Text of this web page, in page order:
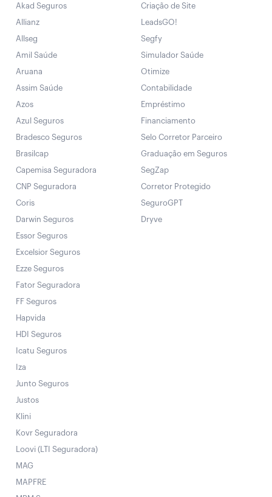
Akad Seguros
Allianz
Allseg
Amil Saúde
Aruana
Assim Saúde
Azos
Azul Seguros
Bradesco Seguros
Brasilcap
Capemisa Seguradora
CNP Seguradora
Coris
Darwin Seguros
Essor Seguros
Excelsior Seguros
Ezze Seguros
Fator Seguradora
FF Seguros
Hapvida
HDI Seguros
Icatu Seguros
Iza
Junto Seguros
Justos
Klini
Kovr Seguradora
Loovi (LTI Seguradora)
MAG
MAPFRE
Criação de Site
LeadsGO!
Segfy
Simulador Saúde
Otimize
Contabilidade
Empréstimo
Financiamento
Selo Corretor Parceiro
Graduação em Seguros
SegZap
Corretor Protegido
SeguroGPT
Dryve